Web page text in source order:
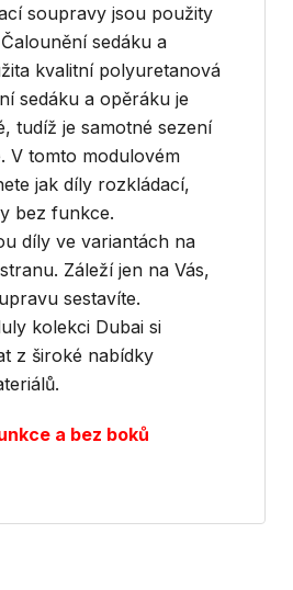
soupravy jsou použity
sedáku a
kvalitní polyuretanová
sedáku a opěráku je
tudíž je samotné sezení
V tomto modulovém
jak díly rozkládací,
bez funkce.
díly ve variantách na
Záleží jen na Vás,
sestavíte.
kolekci Dubai si
z široké nabídky
a bez boků